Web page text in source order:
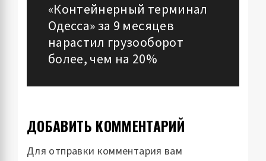
Next
post:
«Контейнерный терминал
Одесса» за 9 месяцев
нарастил грузооборот
более, чем на 20%
ДОБАВИТЬ КОММЕНТАРИЙ
Для отправки комментария вам